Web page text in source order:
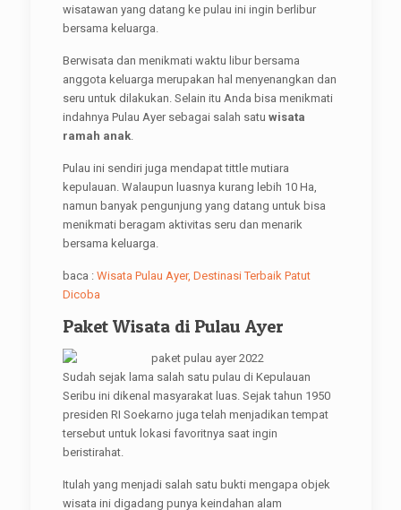
wisatawan yang datang ke pulau ini ingin berlibur
bersama keluarga.
Berwisata dan menikmati waktu libur bersama
anggota keluarga merupakan hal menyenangkan dan
seru untuk dilakukan. Selain itu Anda bisa menikmati
indahnya Pulau Ayer sebagai salah satu wisata
ramah anak.
Pulau ini sendiri juga mendapat tittle mutiara
kepulauan. Walaupun luasnya kurang lebih 10 Ha,
namun banyak pengunjung yang datang untuk bisa
menikmati beragam aktivitas seru dan menarik
bersama keluarga.
baca : Wisata Pulau Ayer, Destinasi Terbaik Patut
Dicoba
Paket Wisata di Pulau Ayer
Sudah sejak lama salah satu pulau di Kepulauan
Seribu ini dikenal masyarakat luas. Sejak tahun 1950
presiden RI Soekarno juga telah menjadikan tempat
tersebut untuk lokasi favoritnya saat ingin
beristirahat.
Itulah yang menjadi salah satu bukti mengapa objek
wisata ini digadang punya keindahan alam